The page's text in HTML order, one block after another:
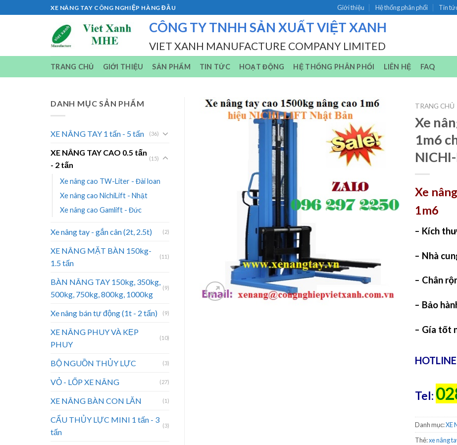
to
XE NÂNG TAY CÔNG NGHIỆP HÀNG ĐẦU Giới thiệu Hệ thống phân phối Tin
CÔNG TY TNHH SẢN XUẤT VIỆT XANH
VIET XANH MANUFACTURE COMPANY LIMITED
TRANG CHỦ GIỚI THIỆU SẢN PHẨM TIN TỨC HOẠT ĐỘNG HỆ THỐNG PHÂN PHỐI LIÊN HỆ FAQ
DANH MỤC SẢN PHẨM
XE NÂNG TAY 1 tấn - 5 tấn (36)
XE NÂNG TAY CAO 0.5 tấn
- 2 tấn
(15)
Xe nâng cao TW-Liter - Đài loan
Xe nâng cao NichiLift - Nhật
Xe nâng cao Gamlift - Đức
Xe nâng tay - gắn cân (2t, 2.5t) (2)
XE NÂNG MẶT BÀN 150kg-
1.5 tấn
(11)
BÀN NÂNG TAY 150kg, 350kg,
500kg, 750kg, 800kg, 1000kg
(9)
Xe nâng bán tự động (1t - 2 tấn) (9)
XE NÂNG PHUY VÀ KẸP
PHUY
(10)
BỘ NGUỒN THỦY LỰC (3)
VỎ - LỐP XE NÂNG (27)
XE NÂNG BÀN CON LĂN (1)
CẨU THỦY LỰC MINI 1 tấn - 3
tấn
(3)
TRANG CHỦ
Xe
1m6
Xe
1m6
– Kích
– Nhà
– Chân
– Bảo
– Gía tốt
Tel:
Danh mục:XE
Thẻ:xe nâng